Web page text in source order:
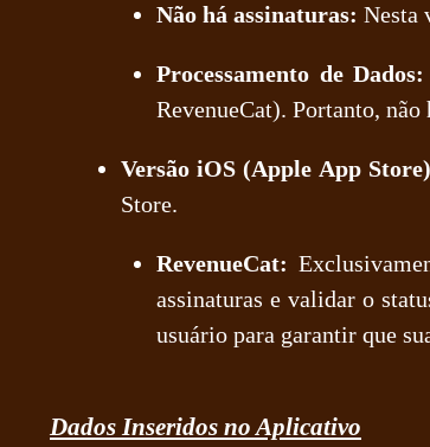
Não há assinaturas: Nesta
Processamento de Dados:
RevenueCat). Portanto,
Versão iOS (Apple App
Store.
RevenueCat:
assinaturas e validar o
usuário para garantir que
Dados Inseridos no Aplicativo